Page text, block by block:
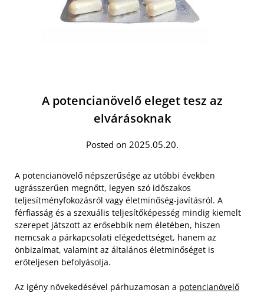
A potencianövelő eleget tesz az
elvárásoknak
Posted on 2025.05.20.
A potencianövelő népszerűsége az utóbbi években
ugrásszerűen megnőtt, legyen szó időszakos
teljesítményfokozásról vagy életminőség-javításról. A
férfiasság és a szexuális teljesítőképesség mindig kiemelt
szerepet játszott az erősebbik nem életében, hiszen
nemcsak a párkapcsolati elégedettséget, hanem az
önbizalmat, valamint az általános életminőséget is
erőteljesen befolyásolja.
Az igény növekedésével párhuzamosan a potencianövelő